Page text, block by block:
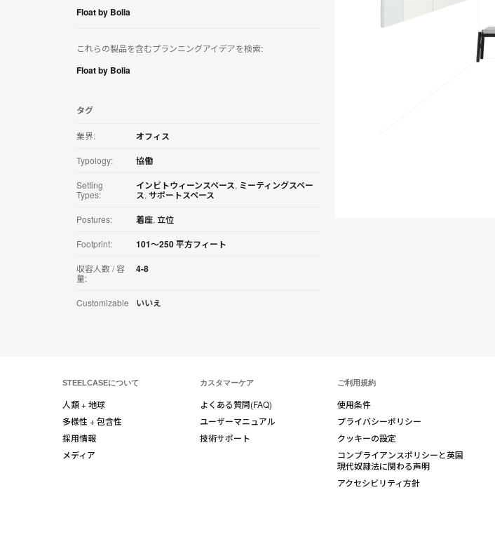
ウ
ド
Float by Bolia
これらの製品を含むプランニングアイデアを検索:
Float by Bolia
タグ
業界: オフィス
Typology: 協働
Setting
Types:
インビトウィーンスペース, ミーティングスペー
ス, サポートスペース
Postures: 着座, 立位
Footprint: 101〜250 平方フィート
収容人数 / 容
量:
4-8
Customizable いいえ
STEELCASEについて
人類 + 地球
多様性 + 包含性
採用情報
メディア
カスタマーケア
よくある質問(FAQ)
ユーザーマニュアル
技術サポート
ご利用規約
使用条件
プライバシーポリシー
クッキーの設定
コンプライアンスポリシーと英国
現代奴隷法に関わる声明
アクセシビリティ方針